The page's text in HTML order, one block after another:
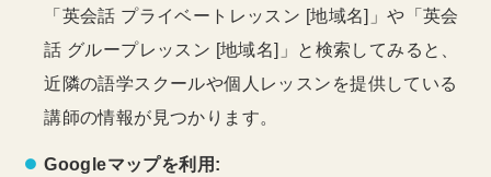
「英会話 プライベートレッスン [地域名]」や「英会
話 グループレッスン [地域名]」と検索してみると、
近隣の語学スクールや個人レッスンを提供している
講師の情報が見つかります。
Googleマップを利用: